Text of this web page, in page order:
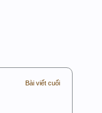
Bài viết cuối